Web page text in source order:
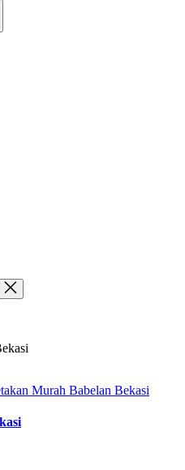
Murah Babelan Bekasi